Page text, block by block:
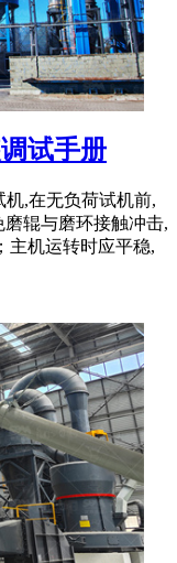
试手册
机,在无负荷试机前,
辊与磨环接触冲击,
主机运转时应平稳,